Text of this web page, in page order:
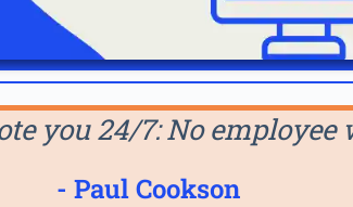
you 24/7: No employee
- Paul Cookson